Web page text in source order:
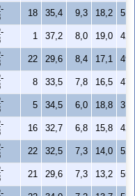
18 35,4 9,3 18,2
1 37,2 8,0 19,0
22 29,6 8,4 17,1
8 33,5 7,8 16,5
5 34,5 6,0 18,8
16 32,7 6,8 15,8
22 32,5 7,3 14,0
21 29,6 7,3 13,2